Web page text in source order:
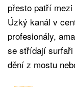
přesto patří
Úzký kanál v
profesionály,
se střídají
dění z mostu